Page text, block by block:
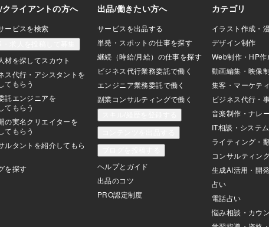
のが「日本」なのじゃ。悲しいけどそう
じゃ。「日本人は高く売れる」というの
は「世界共通」かも知れんぞよ。「日本
食を食べ、日本人の高い教養と信頼性」
って、もう「世界中」が知っている事実
じゃ。どこの誰